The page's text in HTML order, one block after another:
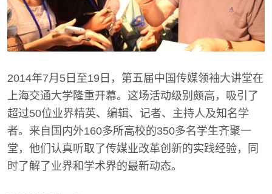
2014年7月5日至19日，第五届中国传媒领袖大讲堂在
上海交通大学隆重开幕。这场活动级别颇高，吸引了
超过50位业界精英、编辑、记者、主持人及知名学
者。来自国内外160多所高校的350多名学生齐聚一
堂，他们认真听取了传媒业改革创新的实践经验，同
时了解了业界和学术界的最新动态。